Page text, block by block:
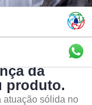
da
produto.
atuação sólida no